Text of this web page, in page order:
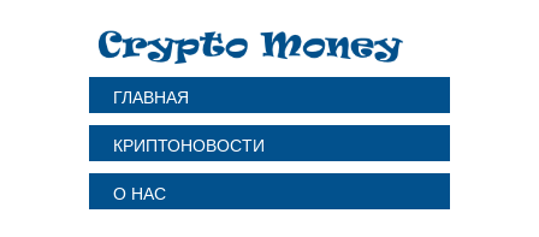
ГЛАВНАЯ
КРИПТОНОВОСТИ
О НАС